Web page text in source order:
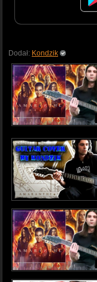
Dodał: Kondzik